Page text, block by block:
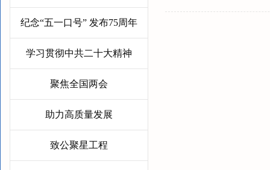
纪念“五一口号” 发布75周年
学习贯彻中共二十大精神
聚焦全国两会
助力高质量发展
致公聚星工程